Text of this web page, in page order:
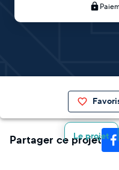
Le projet
Partager ce projet